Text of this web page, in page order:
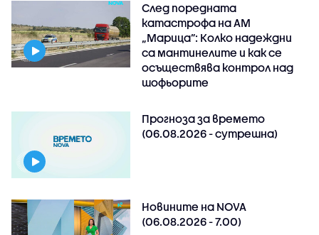
След поредната
катастрофа на АМ
„Марица”: Колко надеждни
са мантинелите и как се
осъществява контрол над
шофьорите
Прогноза за времето
(06.08.2026 - сутрешна)
Новините на NOVA
(06.08.2026 - 7.00)